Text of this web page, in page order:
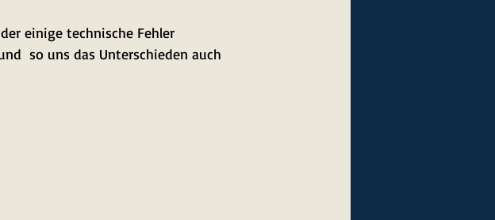
einige technische Fehler
so uns das Unterschieden auch